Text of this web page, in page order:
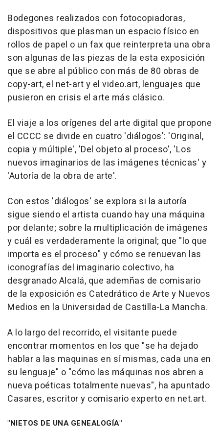
Bodegones realizados con fotocopiadoras,
dispositivos que plasman un espacio físico en
rollos de papel o un fax que reinterpreta una obra
son algunas de las piezas de la esta exposición
que se abre al público con más de 80 obras de
copy-art, el net-art y el video.art, lenguajes que
pusieron en crisis el arte más clásico.
El viaje a los orígenes del arte digital que propone
el CCCC se divide en cuatro 'diálogos': 'Original,
copia y múltiple', 'Del objeto al proceso', 'Los
nuevos imaginarios de las imágenes técnicas' y
'Autoría de la obra de arte'.
Con estos 'diálogos' se explora si la autoría
sigue siendo el artista cuando hay una máquina
por delante; sobre la multiplicación de imágenes
y cuál es verdaderamente la original; que "lo que
importa es el proceso" y cómo se renuevan las
iconografías del imaginario colectivo, ha
desgranado Alcalá, que ademñas de comisario
de la exposición es Catedrático de Arte y Nuevos
Medios en la Universidad de Castilla-La Mancha.
A lo largo del recorrido, el visitante puede
encontrar momentos en los que "se ha dejado
hablar a las maquinas en sí mismas, cada una en
su lenguaje" o "cómo las máquinas nos abren a
nueva poéticas totalmente nuevas", ha apuntado
Casares, escritor y comisario experto en net.art.
"NIETOS DE UNA GENEALOGÍA"